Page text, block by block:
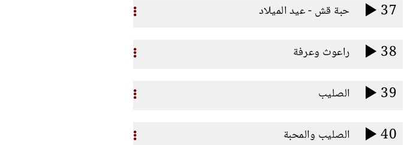
37 حبة قش - عيد الميلاد
38 راعوث وعرفة
39 الصليب
40 الصليب والمحبة